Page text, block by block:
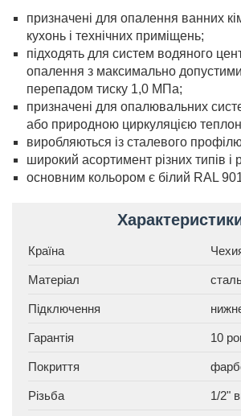
призначені для опалення ванних
кухонь і технічних приміщень;
підходять для систем водяного
опалення з максимально
перепадом тиску 1,0 МПа;
призначені для опалювальних
або природною циркуляцією
виробляються із сталевого
широкий асортимент різних типів і
основним кольором є білий RAL
Країна
Матеріал
Підключення
Гарантія 10
Покриття
Різьба 1/2"